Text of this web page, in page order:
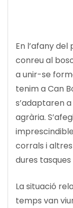
En l’afany
conreu al
a unir-se
tenim a Can
s’adaptaren
agrària.
corrals i
dures
La situació
temps van